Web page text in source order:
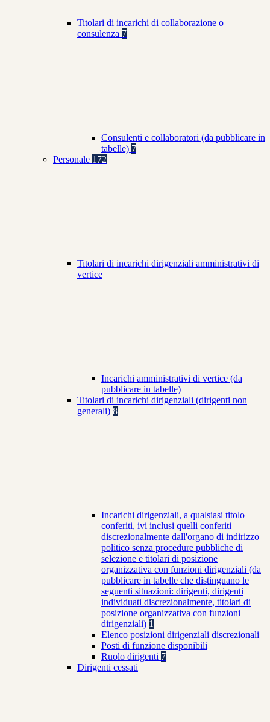
Titolari di incarichi di collaborazione o
consulenza 7
Consulenti e collaboratori (da pubblicare in
tabelle) 7
Personale 172
Titolari di incarichi dirigenziali amministrativi di
vertice
Incarichi amministrativi di vertice (da
pubblicare in tabelle)
Titolari di incarichi dirigenziali (dirigenti non
generali) 8
Incarichi dirigenziali, a qualsiasi titolo
conferiti, ivi inclusi quelli conferiti
discrezionalmente dall'organo di indirizzo
politico senza procedure pubbliche di
selezione e titolari di posizione
organizzativa con funzioni dirigenziali (da
pubblicare in tabelle che distinguano le
seguenti situazioni: dirigenti, dirigenti
individuati discrezionalmente, titolari di
posizione organizzativa con funzioni
dirigenziali) 1
Elenco posizioni dirigenziali discrezionali
Posti di funzione disponibili
Ruolo dirigenti 7
Dirigenti cessati